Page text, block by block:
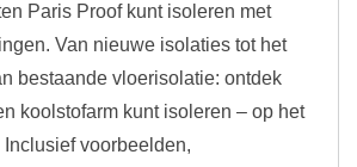
Paris Proof kunt isoleren met
Van nieuwe isolaties tot het
bestaande vloerisolatie: ontdek
koolstofarm kunt isoleren – op het
voorbeelden,